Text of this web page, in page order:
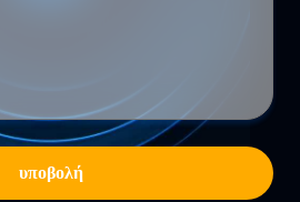
υποβολή